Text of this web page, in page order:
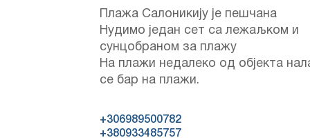
Плажа Салоникију је пешчана
Нудимо један сет са лежаљком и
сунцобраном за плажу
На плажи недалеко од објекта
се бар на плажи.
+306989500782
+380933485757